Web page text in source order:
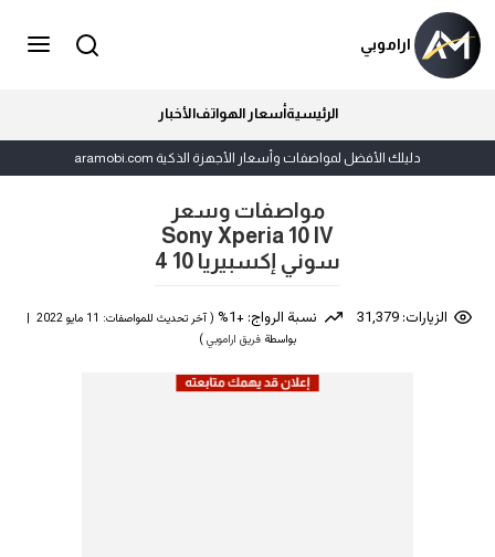
اراموبي
الرئيسيةأسعار الهواتفالأخبار
دليلك الأفضل لمواصفات وأسعار الأجهزة الذكية aramobi.com
مواصفات وسعر
Sony Xperia 10 IV
سوني إكسبيريا 10 4
الزيارات: 31,379 نسبة الرواج: +1%
( آخر تحديث للمواصفات: 11 مايو 2022 |
بواسطة فريق اراموبي)